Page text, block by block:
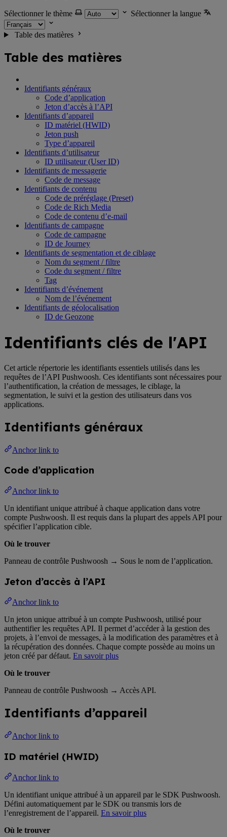
Sélectionner le thème Sélectionner la langue
Table des matières
Table des matières
Identifiants généraux
Code d’application
Jeton d’accès à l’API
Identifiants d’appareil
ID matériel (HWID)
Jeton push
Type d’appareil
Identifiants d’utilisateur
ID utilisateur (User ID)
Identifiants de messagerie
Code de message
Identifiants de contenu
Code de préréglage (Preset)
Code de Rich Media
Code de contenu d’e-mail
Identifiants de campagne
Code de campagne
ID de Journey
Identifiants de segmentation et de ciblage
Nom du segment / filtre
Code du segment / filtre
Tag
Identifiants d’événement
Nom de l’événement
Identifiants de géolocalisation
ID de Geozone
Identifiants clés de l'API
Cet article répertorie les identifiants essentiels utilisés dans les
requêtes de l’API Pushwoosh. Ces identifiants sont nécessaires pour
l’authentification, la création de messages, le ciblage, la
segmentation, le suivi et la gestion des utilisateurs dans vos
applications.
Identifiants généraux
Anchor link to
Code d’application
Anchor link to
Un identifiant unique attribué à chaque application dans votre
compte Pushwoosh. Il est requis dans la plupart des appels API pour
spécifier l’application cible.
Où le trouver
Panneau de contrôle Pushwoosh → Sous le nom de l’application.
Jeton d’accès à l’API
Anchor link to
Un jeton unique attribué à un compte Pushwoosh, utilisé pour
authentifier les requêtes API. Il permet d’accéder à la gestion des
projets, à l’envoi de messages, à la modification des paramètres et à
la récupération des données. Chaque compte possède au moins un
jeton créé par défaut. En savoir plus
Où le trouver
Panneau de contrôle Pushwoosh → Accès API.
Identifiants d’appareil
Anchor link to
ID matériel (HWID)
Anchor link to
Un identifiant unique attribué à un appareil par le SDK Pushwoosh.
Défini automatiquement par le SDK ou transmis lors de
l’enregistrement de l’appareil. En savoir plus
Où le trouver